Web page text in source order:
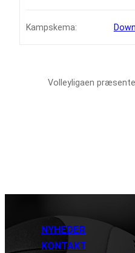
Kampskema:
Volleyligaen
NYHEDER
KONTAKT